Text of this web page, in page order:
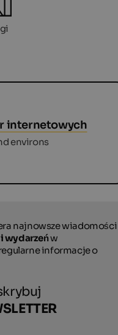
internetowych
environs
najnowsze wiadomości
wydarzeńw
informacje o